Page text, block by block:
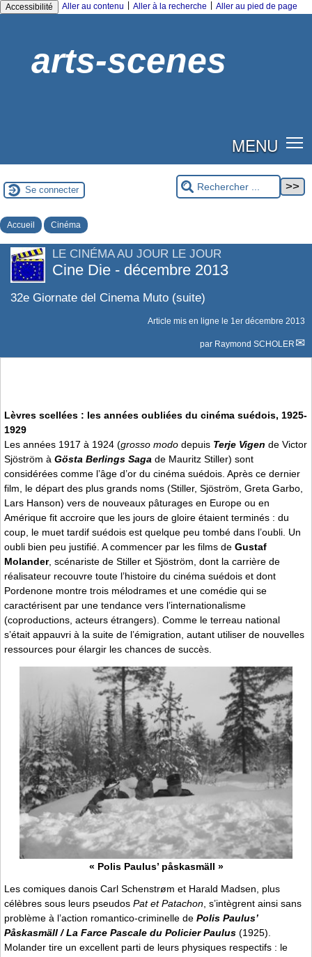
Accessibilité Aller au contenu Aller à la recherche Aller au pied de page
arts-scenes
MENU
Se connecter
Accueil Cinéma
LE CINÉMA AU JOUR LE JOUR
Cine Die - décembre 2013
32e Giornate del Cinema Muto (suite)
Article mis en ligne le 1er décembre 2013
par Raymond SCHOLER
Lèvres scellées : les années oubliées du cinéma suédois, 1925-
1929
Les années 1917 à 1924 (grosso modo depuis Terje Vigen de Victor
Sjöström à Gösta Berlings Saga de Mauritz Stiller) sont
considérées comme l’âge d’or du cinéma suédois. Après ce dernier
film, le départ des plus grands noms (Stiller, Sjöström, Greta Garbo,
Lars Hanson) vers de nouveaux pâturages en Europe ou en
Amérique fit accroire que les jours de gloire étaient terminés : du
coup, le muet tardif suédois est quelque peu tombé dans l’oubli. Un
oubli bien peu justifié. A commencer par les films de Gustaf
Molander, scénariste de Stiller et Sjöström, dont la carrière de
réalisateur recouvre toute l’histoire du cinéma suédois et dont
Pordenone montre trois mélodrames et une comédie qui se
caractérisent par une tendance vers l’internationalisme
(coproductions, acteurs étrangers). Comme le terreau national
s’était appauvri à la suite de l’émigration, autant utiliser de nouvelles
ressources pour élargir les chances de succès.
« Polis Paulus’ påskasmäll »
Les comiques danois Carl Schenstrøm et Harald Madsen, plus
célèbres sous leurs pseudos Pat et Patachon, s’intègrent ainsi sans
problème à l’action romantico-criminelle de Polis Paulus’
Påskasmäll / La Farce Pascale du Policier Paulus (1925).
Molander tire un excellent parti de leurs physiques respectifs : le